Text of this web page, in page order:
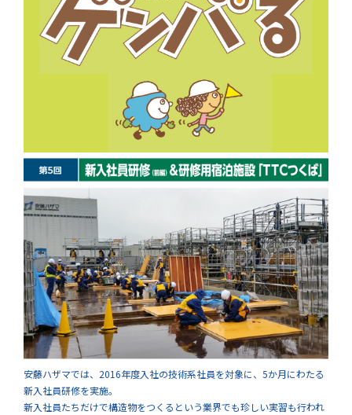
安藤ハザマでは、2016年度入社の技術系社員を対象に、5か月にわたる
新入社員研修を実施。
新入社員たちだけで構造物をつくるという業界でも珍しい実習も行われ